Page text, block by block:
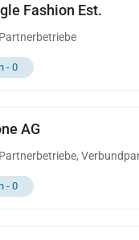
Fashion Est.
Partnerbetriebe
-0
AG
Partnerbetriebe,
-0